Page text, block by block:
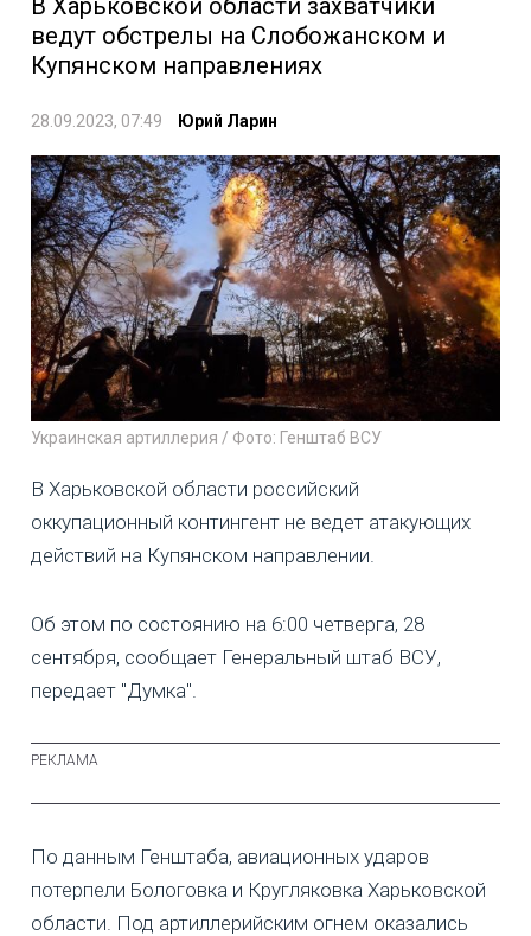
ведут обстрелы на Слобожанском и
Купянском направлениях
28.09.2023, 07:49 Юрий Ларин
Украинская артиллерия / Фото: Генштаб ВСУ
В Харьковской области российский
оккупационный контингент не ведет атакующих
действий на Купянском направлении.
Об этом по состоянию на 6:00 четверга, 28
сентября, сообщает Генеральный штаб ВСУ,
передает "Думка".
По данным Генштаба, авиационных ударов
потерпели Бологовка и Кругляковка Харьковской
области. Под артиллерийским огнем оказались